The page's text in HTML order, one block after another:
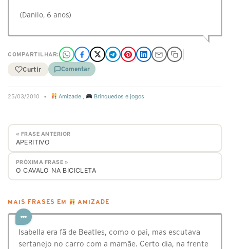
(Danilo, 6 anos)
COMPARTILHAR:
Curtir Comentar
25/03/2010 • Amizade , Brinquedos e jogos
« FRASE ANTERIOR
APERITIVO
PRÓXIMA FRASE »
O CAVALO NA BICICLETA
MAIS FRASES EM AMIZADE
Isabella era fã de Beatles, como o pai, mas escutava
sertanejo no carro com a mamãe. Certo dia, na frente